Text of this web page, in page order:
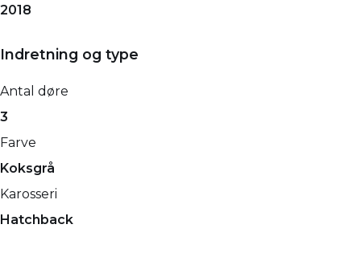
2018
Indretning og type
Antal døre
3
Farve
Koksgrå
Karosseri
Hatchback